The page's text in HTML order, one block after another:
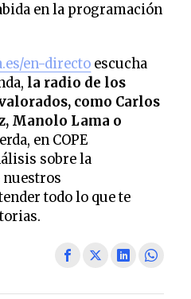
en la programación
en-directo escucha
la radio de los
como Carlos
Manolo Lama o
en COPE
sobre la
nuestros
todo lo que te